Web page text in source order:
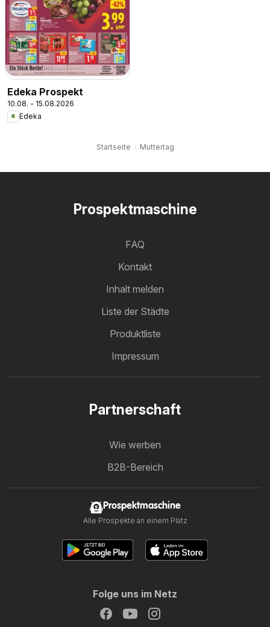
Edeka Prospekt
10.08. - 15.08.2026
Edeka
Startseite Muttertag
Prospektmaschine
FAQ
Kontakt
Inhalt melden
Liste der Städte
Produktliste
Impressum
Partnerschaft
Wie werben
B2B-Bereich
Prospektmaschine
Alle Prospekte an einem Platz
Folge uns im Netz